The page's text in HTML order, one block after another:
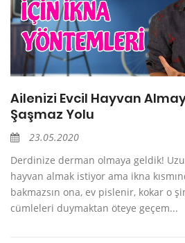
Ailenizi Evcil Hayvan
Şaşmaz Yolu
23.05.2020
Derdinize derman olmaya geldik!
hayvan almak istiyor ama ikna
bakmazsın ona, ev pislenir, kokar o
cümleleri duymaktan öteye geçem...